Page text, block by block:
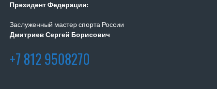
Президент Федерации:
Заслуженный мастер спорта России
Дмитриев Сергей Борисович
+7 812 9508270